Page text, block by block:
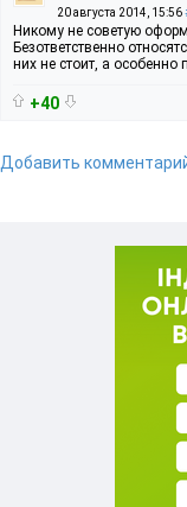
20 августа 2014, 15:56
Никому не советую
Безответственно
них не стоит, а особенно
+40
Добавить